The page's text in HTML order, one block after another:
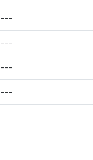
---
---
---
---